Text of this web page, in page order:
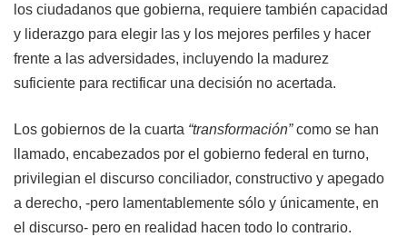
los ciudadanos que gobierna, requiere también capacidad
y liderazgo para elegir las y los mejores perfiles y hacer
frente a las adversidades, incluyendo la madurez
suficiente para rectificar una decisión no acertada.
Los gobiernos de la cuarta “transformación”como se han
llamado, encabezados por el gobierno federal en turno,
privilegian el discurso conciliador, constructivo y apegado
a derecho, -pero lamentablemente sólo y únicamente, en
el discurso- pero en realidad hacen todo lo contrario.